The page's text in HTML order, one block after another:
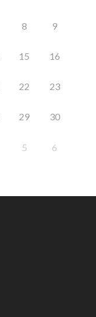
8 9
15 16
22 23
29 30
5 6